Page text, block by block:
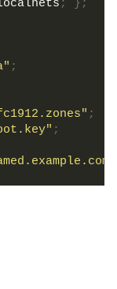
; };
;
;
;